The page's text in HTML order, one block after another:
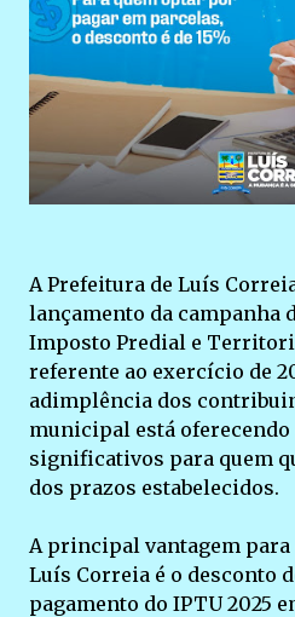
A Prefeitura de Luís
lançamento da campanha
Imposto Predial e
referente ao exercício de
adimplência dos
municipal está oferecendo
significativos para quem
dos prazos estabelecidos.
A principal vantagem
Luís Correia é o desconto
pagamento do IPTU 2025